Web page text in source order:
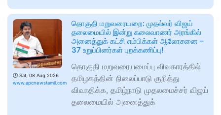
🕑 Sat, 08 Aug 2026
www.apcnewstamil.com
தொகுதி மறுவரையறை: முதல்வர் விஜய்
தலைமையில் இன்று கலைவாணர் அரங்கில்
அனைத்துக் கட்சி எம்பிக்கள் ஆலோசனை –
37 உறுப்பினர்கள் புறக்கணிப்பு!
தொகுதி மறுவரையமைப்பு விவகாரத்தில்
தமிழகத்தின் நிலைப்பாடு குறித்து
விவாதிக்க, தமிழ்நாடு முதலமைச்சர் விஜய்
தலைமையில் அனைத்துக்